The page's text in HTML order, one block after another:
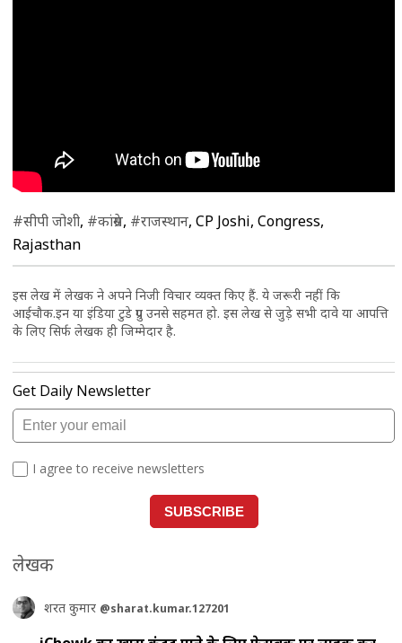
#सीपी जोशी, #कांग्रेस, #राजस्थान, CP Joshi, Congress,
Rajasthan
इस लेख में लेखक ने अपने निजी विचार व्यक्त किए हैं. ये जरूरी नहीं कि
आईचौक.इन या इंडिया टुडे ग्रुप उनसे सहमत हो. इस लेख से जुड़े सभी दावे या आपत्ति
के लिए सिर्फ लेखक ही जिम्मेदार है.
लेखक
शरत कुमार @sharat.kumar.127201